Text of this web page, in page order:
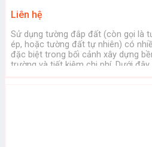
Liên hệ
Sử dụng tường đắp đất (còn gọi là
ép, hoặc tường đất tự nhiên) có
đặc biệt trong bối cảnh xây dựng
trường và tiết kiệm chi phí. Dưới